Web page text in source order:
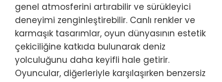
genel atmosferini artırabilir ve sürükleyici
deneyimi zenginleştirebilir. Canlı renkler ve
karmaşık tasarımlar, oyun dünyasının estetik
çekiciliğine katkıda bulunarak deniz
yolculuğunu daha keyifli hale getirir.
Oyuncular, diğerleriyle karşılaşırken benzersiz